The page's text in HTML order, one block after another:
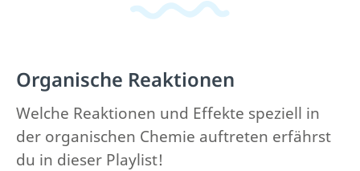
Organische Reaktionen
Welche Reaktionen und Effekte speziell in
der organischen Chemie auftreten erfährst
du in dieser Playlist!